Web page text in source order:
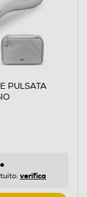
PULSATA
verifica